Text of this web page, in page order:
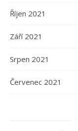
Říjen 2021
Září 2021
Srpen 2021
Červenec 2021